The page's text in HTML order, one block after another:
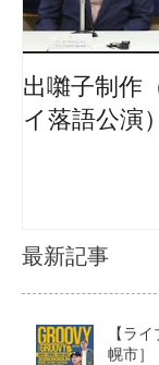
出囃子制作
イ落語公演）
最新記事
【ラ
幌市］